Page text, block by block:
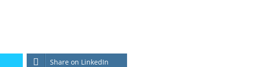
Share on LinkedIn